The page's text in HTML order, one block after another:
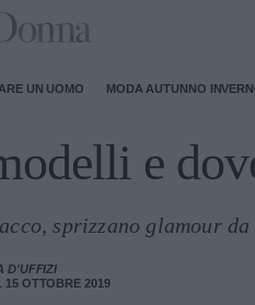
UN UOMO MODA AUTUNNO
e
sprizzano glamour
D'UFFIZI
15 OTTOBRE 2019